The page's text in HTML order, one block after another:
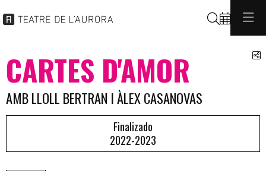
Buscar
CARTES D'AMOR
AMB LLOLL BERTRAN I ÀLEX CASANOVAS
Finalizado
2022-2023